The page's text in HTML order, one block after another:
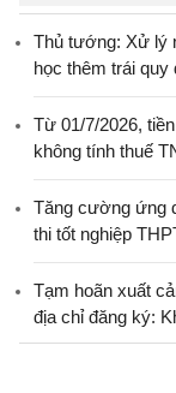
Thủ tướng: Xử lý
học thêm trái quy
Từ 01/7/2026,
không tính thuế
Tăng cường ứng
thi tốt nghiệp
Tạm hoãn xuất
địa chỉ đăng ký: